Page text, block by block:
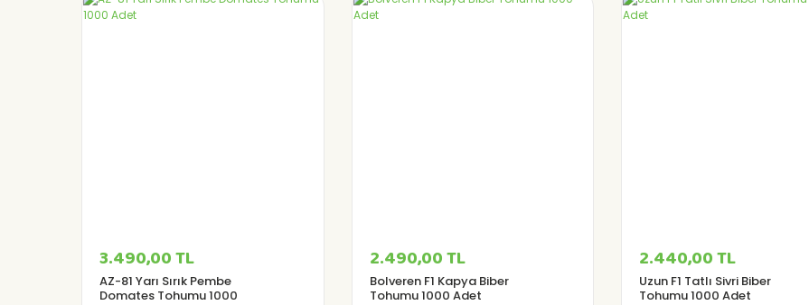
3.490,00 TL
AZ-81 Yarı Sırık Pembe
Domates Tohumu 1000
2.490,00 TL
Bolveren F1 Kapya Biber
Tohumu 1000 Adet
2.440,00 TL
Uzun F1 Tatlı Sivri Biber
Tohumu 1000 Adet